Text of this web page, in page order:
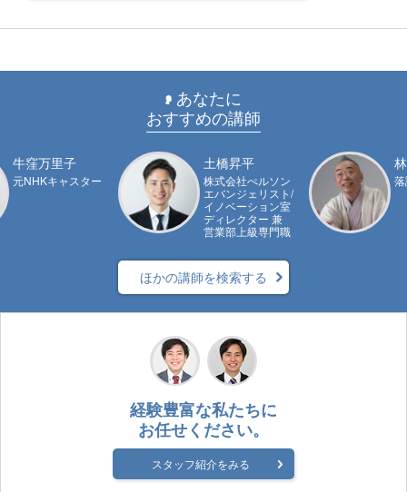
あなたに
おすすめの講師
牛窪万里子
元NHKキャスター
土橋昇平
株式会社ぺルソン
エバンジェリスト/
イノベーション室
ディレクター 兼
営業部上級専門職
ほかの講師を検索する
経験豊富な私たちに
お任せください。
スタッフ紹介をみる